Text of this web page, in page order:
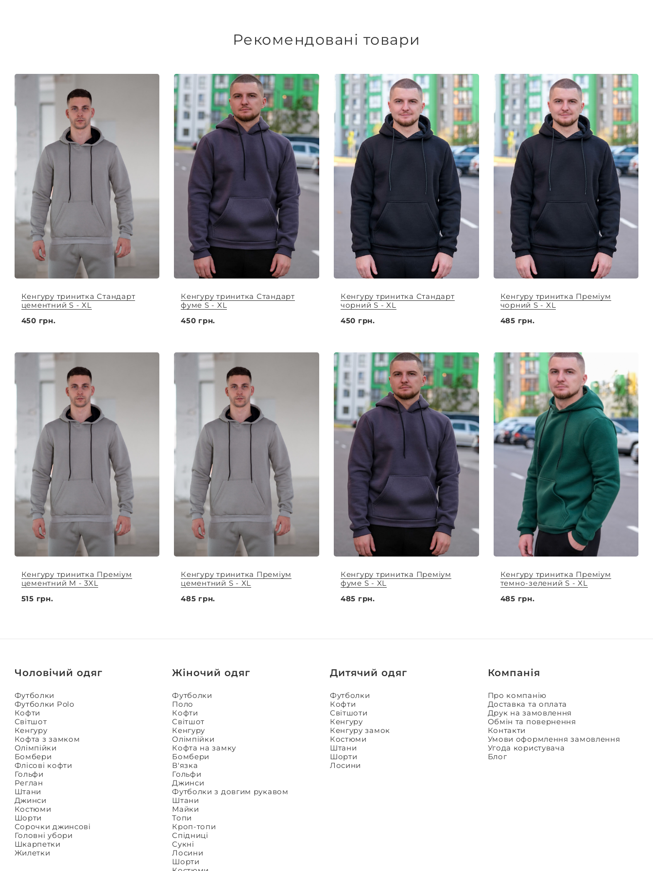
Рекомендовані товари
Кенгуру тринитка Стандарт
цементний S - XL
450 грн.
Кенгуру тринитка Стандарт
фуме S - XL
450 грн.
Кенгуру тринитка Стандарт
чорний S - XL
450 грн.
Кенгуру тринитка Преміум
чорний S - XL
485 грн.
Кенгуру тринитка Преміум
цементний M - 3XL
515 грн.
Кенгуру тринитка Преміум
цементний S - XL
485 грн.
Кенгуру тринитка Преміум
фуме S - XL
485 грн.
Кенгуру тринитка Преміум
темно-зелений S - XL
485 грн.
Чоловічий одяг
Футболки
Футболки Polo
Кофти
Світшот
Кенгуру
Кофта з замком
Олімпійки
Бомбери
Флісові кофти
Гольфи
Реглан
Штани
Джинси
Костюми
Шорти
Сорочки джинсові
Головні убори
Шкарпетки
Жилетки
Жіночий одяг
Футболки
Поло
Кофти
Світшот
Кенгуру
Олімпійки
Кофта на замку
Бомбери
В'язка
Гольфи
Джинси
Футболки з довгим рукавом
Штани
Майки
Топи
Кроп-топи
Спідниці
Сукні
Лосини
Шорти
Дитячий одяг
Футболки
Кофти
Світшоти
Кенгуру
Кенгуру замок
Костюми
Штани
Шорти
Лосини
Компанія
Про компанію
Доставка та оплата
Друк на замовлення
Обмін та повернення
Контакти
Умови оформлення замовлення
Угода користувача
Блог